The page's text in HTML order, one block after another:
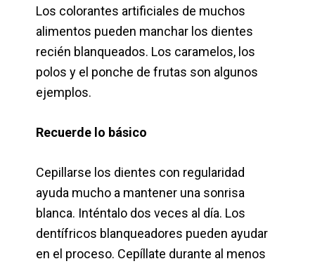
Los colorantes artificiales de muchos
alimentos pueden manchar los dientes
recién blanqueados. Los caramelos, los
polos y el ponche de frutas son algunos
ejemplos.
Recuerde lo básico
Cepillarse los dientes con regularidad
ayuda mucho a mantener una sonrisa
blanca. Inténtalo dos veces al día. Los
dentífricos blanqueadores pueden ayudar
en el proceso. Cepíllate durante al menos